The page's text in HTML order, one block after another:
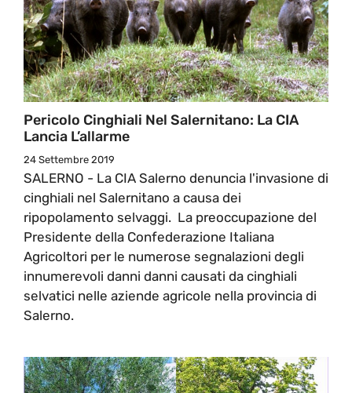
Pericolo Cinghiali Nel Salernitano: La CIA
Lancia L’allarme
24 Settembre 2019
SALERNO - La CIA Salerno denuncia l'invasione di
cinghiali nel Salernitano a causa dei
ripopolamento selvaggi. La preoccupazione del
Presidente della Confederazione Italiana
Agricoltori per le numerose segnalazioni degli
innumerevoli danni danni causati da cinghiali
selvatici nelle aziende agricole nella provincia di
Salerno.